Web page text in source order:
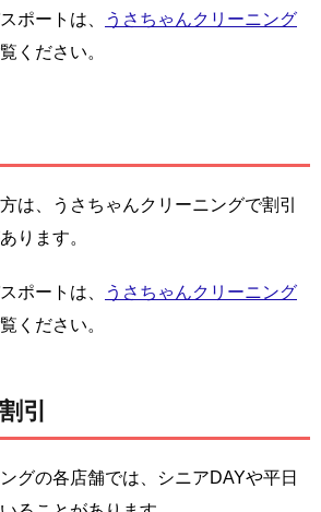
ポートは、
うさちゃんクリーニング
ください。
は、うさちゃんクリーニングで割引
ります。
ポートは、
うさちゃんクリーニング
ください。
引
グの各店舗では、シニアDAYや平日